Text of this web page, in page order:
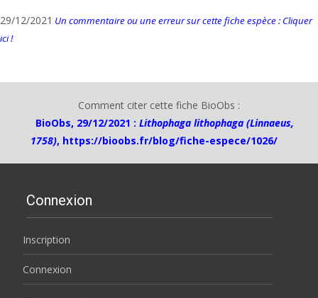
29/12/2021 Un commentaire ou une erreur sur cette fiche espèce : Cliquer
ici !
Comment citer cette fiche BioObs :
BioObs, 29/12/2021 : Lithophaga lithophaga (Linnaeus,
1758), https://bioobs.fr/blog/fiche-espece/1026/
Connexion
Inscription
Connexion